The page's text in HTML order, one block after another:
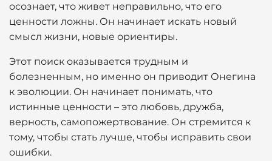
осознает, что живет неправильно, что его
ценности ложны. Он начинает искать новый
смысл жизни, новые ориентиры.
Этот поиск оказывается трудным и
болезненным, но именно он приводит Онегина
к эволюции. Он начинает понимать, что
истинные ценности – это любовь, дружба,
верность, самопожертвование. Он стремится к
тому, чтобы стать лучше, чтобы исправить свои
ошибки.